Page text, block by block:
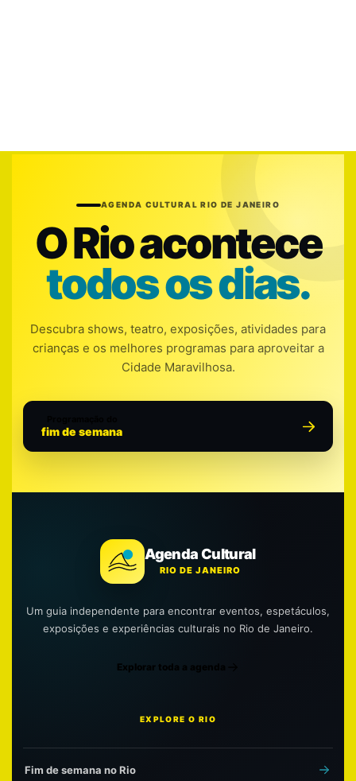
AGENDA CULTURAL RIO DE JANEIRO
O Rio acontece
todos os dias.
Descubra shows, teatro, exposições, atividades para
crianças e os melhores programas para aproveitar a
Cidade Maravilhosa.
fim de semana
Agenda Cultural
RIO DE JANEIRO
Um guia independente para encontrar eventos, espetáculos,
exposições e experiências culturais no Rio de Janeiro.
Explorar toda a agenda
EXPLORE O RIO
Fim de semana no Rio